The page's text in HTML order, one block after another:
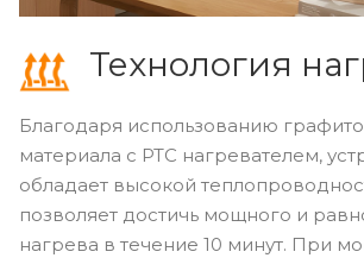
Технология
Благодаря использованию
материала с PTC нагревателем,
обладает высокой
позволяет достичь мощного и
нагрева в течение 10 минут. При